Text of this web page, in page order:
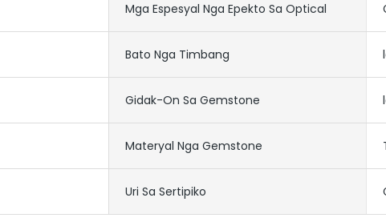
Mga Espesyal Nga Epekto Sa Optical
Bato Nga Timbang
Gidak-On Sa Gemstone
Materyal Nga Gemstone
Uri Sa Sertipiko